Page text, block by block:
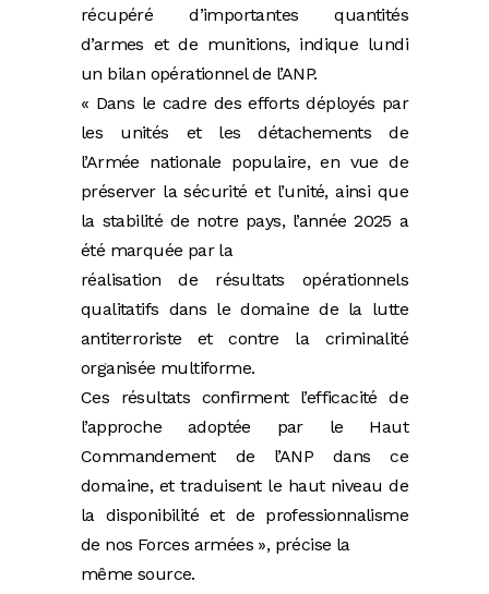
récupéré d’importantes quantités
d’armes et de munitions, indique lundi
un bilan opérationnel de l’ANP.
« Dans le cadre des efforts déployés par
les unités et les détachements de
l’Armée nationale populaire, en vue de
préserver la sécurité et l’unité, ainsi que
la stabilité de notre pays, l’année 2025 a
été marquée par la
réalisation de résultats opérationnels
qualitatifs dans le domaine de la lutte
antiterroriste et contre la criminalité
organisée multiforme.
Ces résultats confirment l’efficacité de
l’approche adoptée par le Haut
Commandement de l’ANP dans ce
domaine, et traduisent le haut niveau de
la disponibilité et de professionnalisme
de nos Forces armées », précise la
même source.